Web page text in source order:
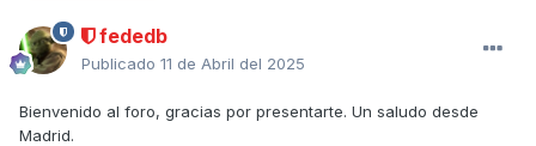
fededb
Publicado 11 de Abril del 2025
Bienvenido al foro, gracias por presentarte. Un saludo desde
Madrid.